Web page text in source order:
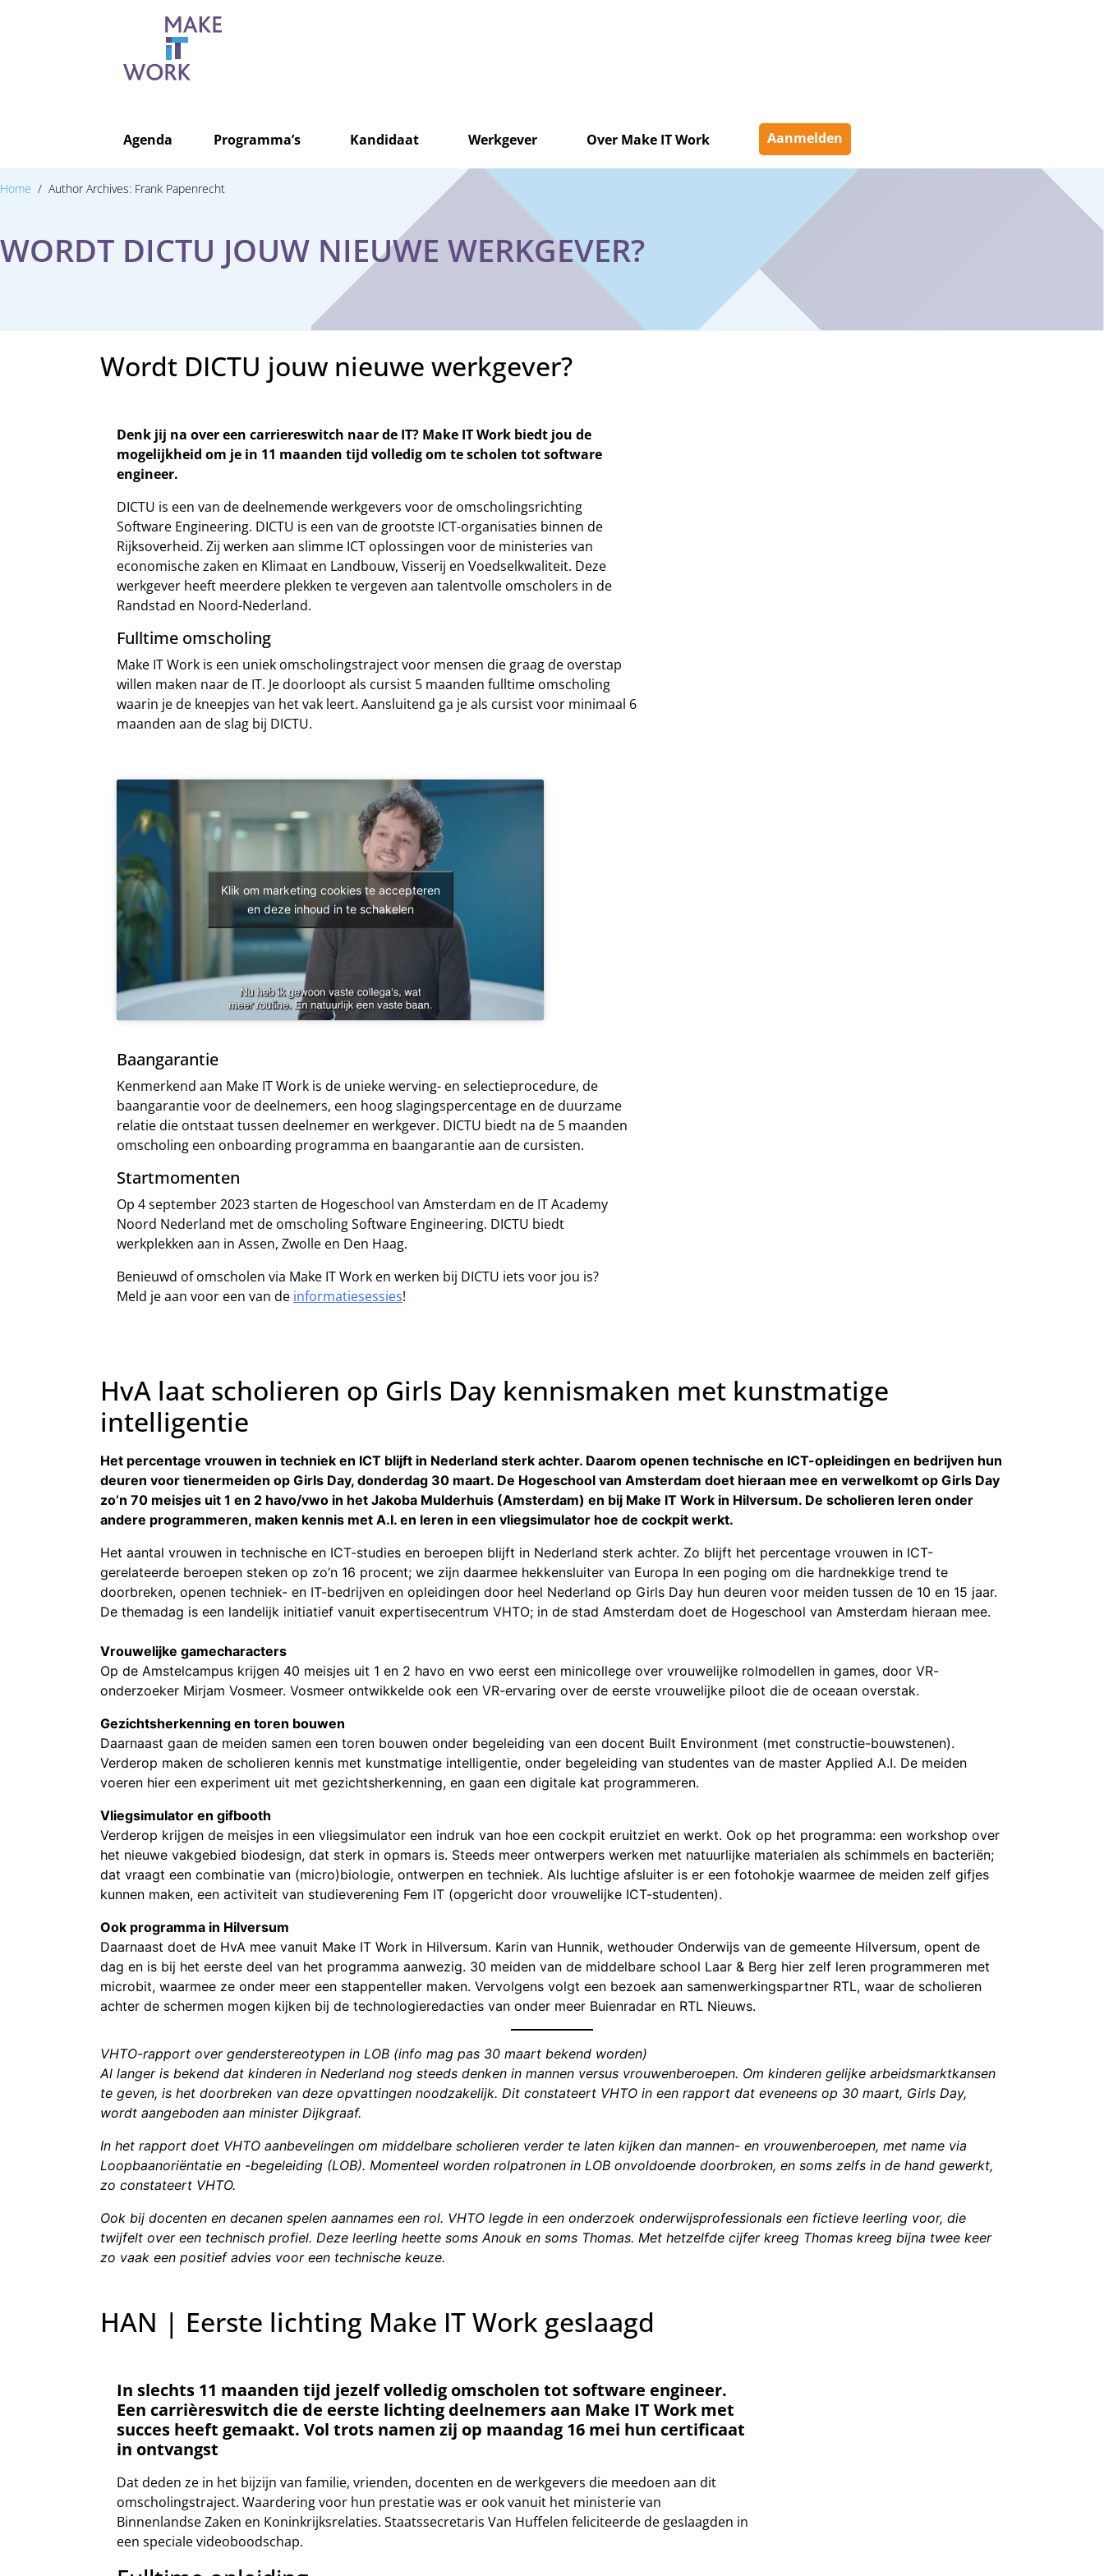
Agenda Programma’s Kandidaat Werkgever Over Make IT Work Aanmelden
Home Author Archives: Frank Papenrecht
WORDT DICTU JOUW NIEUWE WERKGEVER?
Wordt DICTU jouw nieuwe werkgever?
Denk jij na over een carriereswitch naar de IT? Make IT Work biedt jou de
mogelijkheid om je in 11 maanden tijd volledig om te scholen tot software
engineer.
DICTU is een van de deelnemende werkgevers voor de omscholingsrichting
Software Engineering. DICTU is een van de grootste ICT-organisaties binnen de
Rijksoverheid. Zij werken aan slimme ICT oplossingen voor de ministeries van
economische zaken en Klimaat en Landbouw, Visserij en Voedselkwaliteit. Deze
werkgever heeft meerdere plekken te vergeven aan talentvolle omscholers in de
Randstad en Noord-Nederland.
Fulltime omscholing
Make IT Work is een uniek omscholingstraject voor mensen die graag de overstap
willen maken naar de IT. Je doorloopt als cursist 5 maanden fulltime omscholing
waarin je de kneepjes van het vak leert. Aansluitend ga je als cursist voor minimaal 6
maanden aan de slag bij DICTU.
Klik om marketing cookies te accepteren
en deze inhoud in te schakelen
Baangarantie
Kenmerkend aan Make IT Work is de unieke werving- en selectieprocedure, de
baangarantie voor de deelnemers, een hoog slagingspercentage en de duurzame
relatie die ontstaat tussen deelnemer en werkgever. DICTU biedt na de 5 maanden
omscholing een onboarding programma en baangarantie aan de cursisten.
Startmomenten
Op 4 september 2023 starten de Hogeschool van Amsterdam en de IT Academy
Noord Nederland met de omscholing Software Engineering. DICTU biedt
werkplekken aan in Assen, Zwolle en Den Haag.
Benieuwd of omscholen via Make IT Work en werken bij DICTU iets voor jou is?
Meld je aan voor een van de informatiesessies!
HvA laat scholieren op Girls Day kennismaken met kunstmatige
intelligentie
Het percentage vrouwen in techniek en ICT blijft in Nederland sterk achter. Daarom openen technische en ICT-opleidingen en bedrijven hun
deuren voor tienermeiden op Girls Day, donderdag 30 maart. De Hogeschool van Amsterdam doet hieraan mee en verwelkomt op Girls Day
zo’n 70 meisjes uit 1 en 2 havo/vwo in het Jakoba Mulderhuis (Amsterdam) en bij Make IT Work in Hilversum. De scholieren leren onder
andere programmeren, maken kennis met A.I. en leren in een vliegsimulator hoe de cockpit werkt.
Het aantal vrouwen in technische en ICT-studies en beroepen blijft in Nederland sterk achter. Zo blijft het percentage vrouwen in ICT-
gerelateerde beroepen steken op zo’n 16 procent; we zijn daarmee hekkensluiter van Europa In een poging om die hardnekkige trend te
doorbreken, openen techniek- en IT-bedrijven en opleidingen door heel Nederland op Girls Day hun deuren voor meiden tussen de 10 en 15 jaar.
De themadag is een landelijk initiatief vanuit expertisecentrum VHTO; in de stad Amsterdam doet de Hogeschool van Amsterdam hieraan mee.
Vrouwelijke gamecharacters
Op de Amstelcampus krijgen 40 meisjes uit 1 en 2 havo en vwo eerst een minicollege over vrouwelijke rolmodellen in games, door VR-
onderzoeker Mirjam Vosmeer. Vosmeer ontwikkelde ook een VR-ervaring over de eerste vrouwelijke piloot die de oceaan overstak.
Gezichtsherkenning en toren bouwen
Daarnaast gaan de meiden samen een toren bouwen onder begeleiding van een docent Built Environment (met constructie-bouwstenen).
Verderop maken de scholieren kennis met kunstmatige intelligentie, onder begeleiding van studentes van de master Applied A.I. De meiden
voeren hier een experiment uit met gezichtsherkenning, en gaan een digitale kat programmeren.
Vliegsimulator en gifbooth
Verderop krijgen de meisjes in een vliegsimulator een indruk van hoe een cockpit eruitziet en werkt. Ook op het programma: een workshop over
het nieuwe vakgebied biodesign, dat sterk in opmars is. Steeds meer ontwerpers werken met natuurlijke materialen als schimmels en bacteriën;
dat vraagt een combinatie van (micro)biologie, ontwerpen en techniek. Als luchtige afsluiter is er een fotohokje waarmee de meiden zelf gifjes
kunnen maken, een activiteit van studieverening Fem IT (opgericht door vrouwelijke ICT-studenten).
Ook programma in Hilversum
Daarnaast doet de HvA mee vanuit Make IT Work in Hilversum. Karin van Hunnik, wethouder Onderwijs van de gemeente Hilversum, opent de
dag en is bij het eerste deel van het programma aanwezig. 30 meiden van de middelbare school Laar & Berg hier zelf leren programmeren met
microbit, waarmee ze onder meer een stappenteller maken. Vervolgens volgt een bezoek aan samenwerkingspartner RTL, waar de scholieren
achter de schermen mogen kijken bij de technologieredacties van onder meer Buienradar en RTL Nieuws.
VHTO-rapport over genderstereotypen in LOB (info mag pas 30 maart bekend worden)
Al langer is bekend dat kinderen in Nederland nog steeds denken in mannen versus vrouwenberoepen. Om kinderen gelijke arbeidsmarktkansen
te geven, is het doorbreken van deze opvattingen noodzakelijk. Dit constateert VHTO in een rapport dat eveneens op 30 maart, Girls Day,
wordt aangeboden aan minister Dijkgraaf.
In het rapport doet VHTO aanbevelingen om middelbare scholieren verder te laten kijken dan mannen- en vrouwenberoepen, met name via
Loopbaanoriëntatie en -begeleiding (LOB). Momenteel worden rolpatronen in LOB onvoldoende doorbroken, en soms zelfs in de hand gewerkt,
zo constateert VHTO.
Ook bij docenten en decanen spelen aannames een rol. VHTO legde in een onderzoek onderwijsprofessionals een fictieve leerling voor, die
twijfelt over een technisch profiel. Deze leerling heette soms Anouk en soms Thomas. Met hetzelfde cijfer kreeg Thomas kreeg bijna twee keer
zo vaak een positief advies voor een technische keuze.
HAN | Eerste lichting Make IT Work geslaagd
In slechts 11 maanden tijd jezelf volledig omscholen tot software engineer.
Een carrièreswitch die de eerste lichting deelnemers aan Make IT Work met
succes heeft gemaakt. Vol trots namen zij op maandag 16 mei hun certificaat
in ontvangst
Dat deden ze in het bijzijn van familie, vrienden, docenten en de werkgevers die meedoen aan dit
omscholingstraject. Waardering voor hun prestatie was er ook vanuit het ministerie van
Binnenlandse Zaken en Koninkrijksrelaties. Staatssecretaris Van Huffelen feliciteerde de geslaagden in
een speciale videoboodschap.